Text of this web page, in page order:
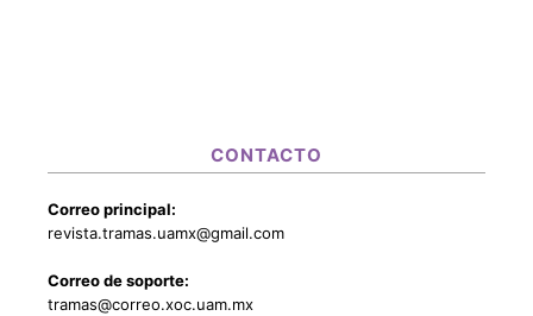
CONTACTO
Correo principal:
revista.tramas.uamx@gmail.com
Correo de soporte:
tramas@correo.xoc.uam.mx